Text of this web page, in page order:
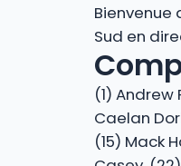
Bienvenue
Sud en
(1)
Caelan
(15) Mack